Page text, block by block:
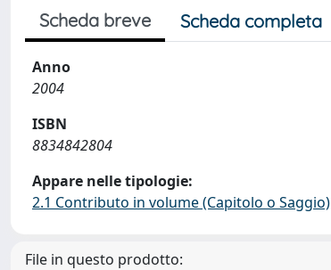
Scheda breve Scheda completa
Anno
2004
ISBN
8834842804
Appare nelle tipologie:
2.1 Contributo in volume (Capitolo o Saggio)
File in questo prodotto: